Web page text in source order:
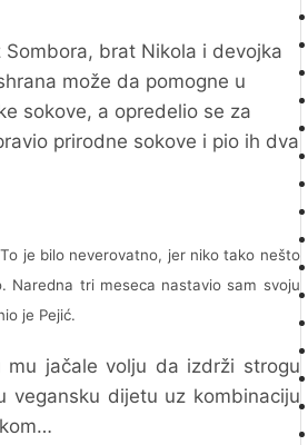
brat Nikola i devojka
može da pomogne u
sokove, a opredelio se za
prirodne sokove i pio ih dva
je bilo neverovatno, jer niko tako nešto
Naredna tri meseca nastavio sam svoju
je Pejić.
jačale volju da izdrži strogu
vegansku dijetu uz kombinaciju